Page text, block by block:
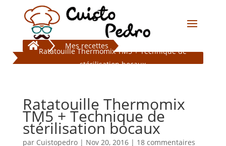
 Mes recettes
Ratatouille Thermomix TM5 + Technique de
stérilisation bocaux
Ratatouille Thermomix
TM5 + Technique de
stérilisation bocaux
par Cuistopedro| Nov 20, 2016| 18 commentaires